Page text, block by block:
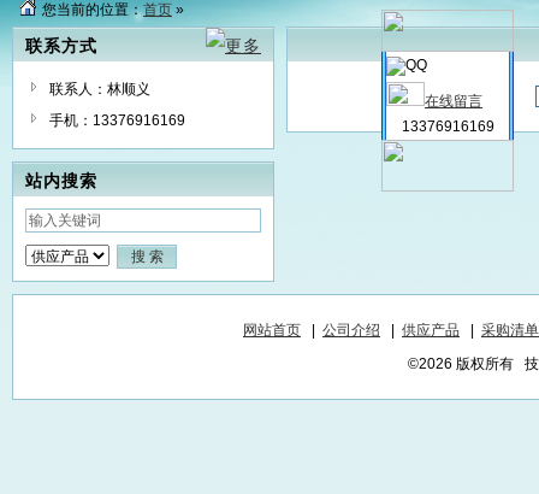
您当前的位置：首页 »
联系方式
联系人：林顺义
手机：13376916169
站内搜索
在线留言
13376916169
网站首页 公司介绍 供应产品
采购清单
©2026 版权所有